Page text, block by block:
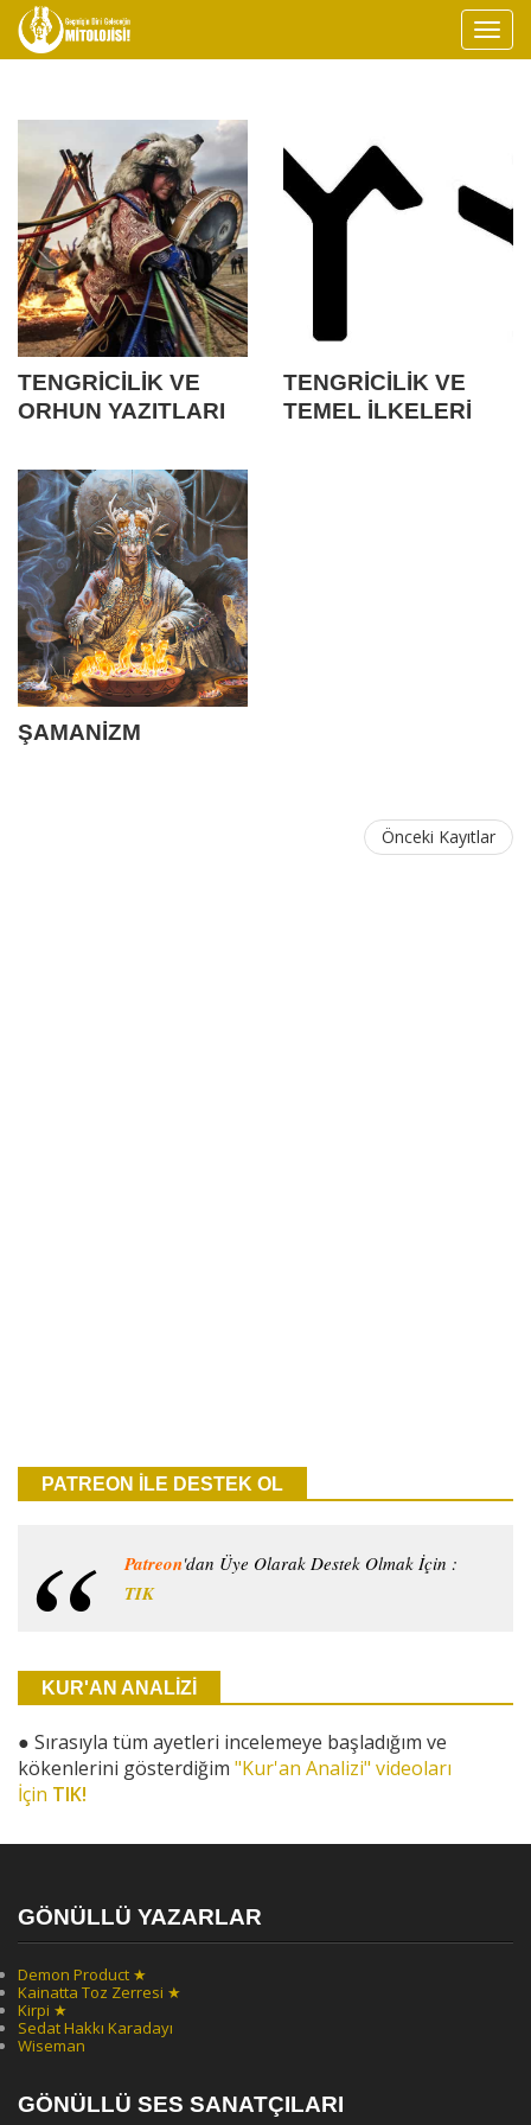
TENGRİCİLİK VE
ORHUN YAZITLARI
TENGRİCİLİK VE
TEMEL İLKELERİ
ŞAMANİZM
Önceki Kayıtlar
PATREON İLE DESTEK OL
Patreon'dan Üye Olarak Destek Olmak İçin :
TIK
KUR'AN ANALİZİ
● Sırasıyla tüm ayetleri incelemeye başladığım ve
kökenlerini gösterdiğim "Kur'an Analizi" videoları
İçin TIK!
GÖNÜLLÜ YAZARLAR
Demon Product ★
Kainatta Toz Zerresi ★
Kirpi ★
Sedat Hakkı Karadayı
Wiseman
GÖNÜLLÜ SES SANATÇILARI